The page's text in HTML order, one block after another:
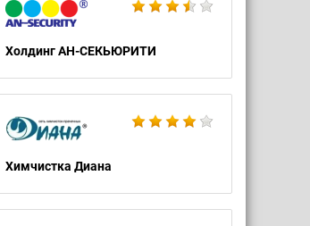
Холдинг АН-СЕКЬЮРИТИ
Химчистка Диана